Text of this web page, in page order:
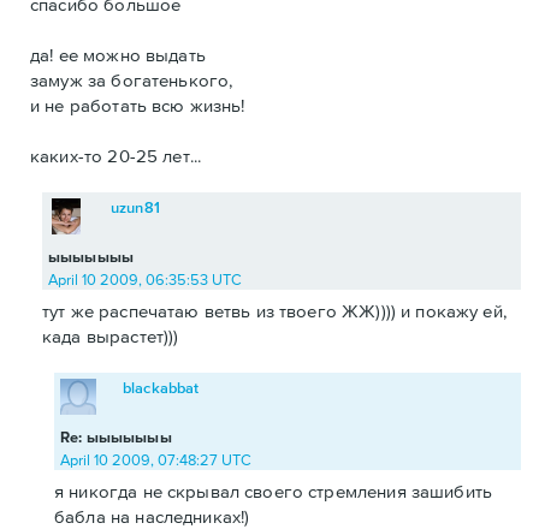
спасибо большое
да! ее можно выдать
замуж за богатенького,
и не работать всю жизнь!
каких-то 20-25 лет...
ыыыыыыы
uzun81
April 10 2009, 06:35:53 UTC
тут же распечатаю ветвь из твоего ЖЖ)))) и покажу ей,
када вырастет)))
Re: ыыыыыыы
blackabbat
April 10 2009, 07:48:27 UTC
я никогда не скрывал своего стремления зашибить
бабла на наследниках!)